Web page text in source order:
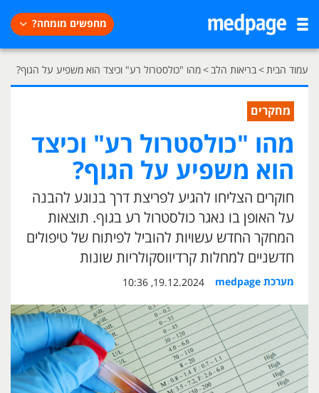
מחפשים מומחה?
עמוד הבית>בריאות הלב>מהו "כולסטרול רע" וכיצד הוא משפיע על הגוף?
מחקרים
מהו "כולסטרול רע" וכיצד
הוא משפיע על הגוף?
חוקרים הצליחו להגיע לפריצת דרך בנוגע להבנה
על האופן בו נאגר כולסטרול רע בגוף. תוצאות
המחקר החדש עשויות להוביל לפיתוח של טיפולים
חדשניים למחלות קרדיווסקולריות שונות
מערכת medpage 19.12.2024, 10:36